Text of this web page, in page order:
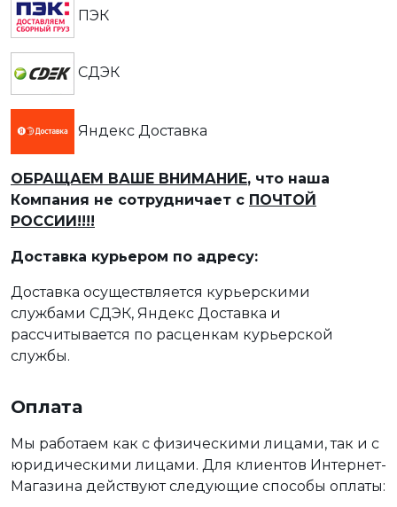
ПЭК
СДЭК
Яндекс Доставка
ОБРАЩАЕМ ВАШЕ ВНИМАНИЕ, что наша
Компания не сотрудничает с ПОЧТОЙ
РОССИИ!!!!
Доставка курьером по адресу:
Доставка осуществляется курьерскими
службами СДЭК, Яндекс Доставка и
рассчитывается по расценкам курьерской
службы.
Оплата
Мы работаем как с физическими лицами, так и с
юридическими лицами. Для клиентов Интернет-
Магазина действуют следующие способы оплаты: